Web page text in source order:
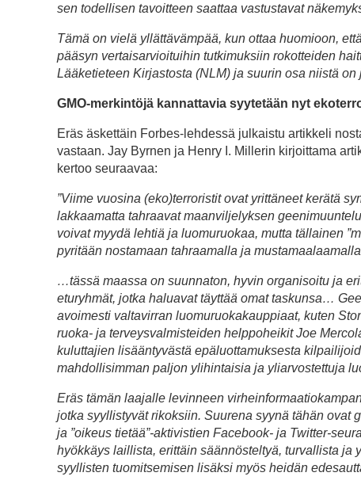
sen todellisen tavoitteen saattaa vastustavat
Tämä on vielä yllättävämpää, kun ottaa huomioon,
pääsyn vertaisarvioituihin tutkimuksiin rokotteiden
Lääketieteen Kirjastosta (NLM) ja suurin osa niistä
GMO-merkintöjä kannattavia syytetään nyt
Eräs äskettäin Forbes-lehdessä julkaistu artikkeli
vastaan. Jay Byrnen ja Henry I. Millerin kirjoittama
kertoo seuraavaa:
”Viime vuosina (eko)terroristit ovat yrittäneet kerätä
lakkaamatta tahraavat maanviljelyksen
voivat myydä lehtiä ja luomuruokaa, mutta tällainen
pyritään nostamaan tahraamalla ja
…tässä maassa on suunnaton, hyvin organisoitu ja
eturyhmät, jotka haluavat täyttää omat taskunsa…
avoimesti valtavirran luomuruokakauppiaat, kuten
ruoka- ja terveysvalmisteiden helppoheikit Joe
kuluttajien lisääntyvästä epäluottamuksesta
mahdollisimman paljon ylihintaisia ja yliarvostettuja
Eräs tämän laajalle levinneen
jotka syyllistyvät rikoksiin. Suurena syynä tähän
ja ”oikeus tietää”-aktivistien Facebook- ja Twitter-
hyökkäys laillista, erittäin säännösteltyä, turvallista ja
syyllisten tuomitsemisen lisäksi myös heidän